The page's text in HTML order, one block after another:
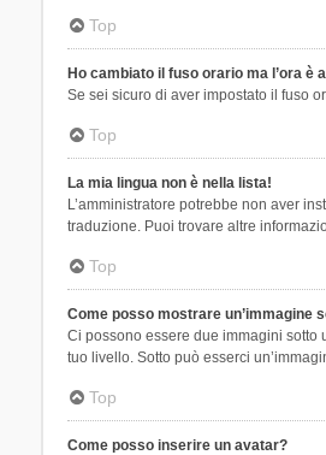
Top
Ho cambiato il fuso orario ma l’ora è
Se sei sicuro di aver impostato il fuso
Top
La mia lingua non è nella lista!
L’amministratore potrebbe non aver
traduzione. Puoi trovare altre
Top
Come posso mostrare un’immagine
Ci possono essere due immagini sotto
tuo livello. Sotto può esserci
Top
Come posso inserire un avatar?